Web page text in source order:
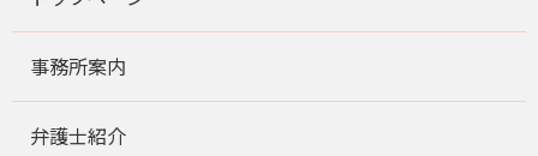
事務所案内
弁護士紹介